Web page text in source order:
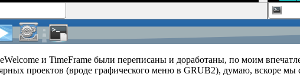
и TimeFrame были переписаны и доработаны, по моим
проектов (вроде графического меню в GRUB2), думаю, вскоре